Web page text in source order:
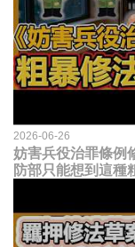
2026-06-26
妨害兵役治罪條例
防部只能想到這種